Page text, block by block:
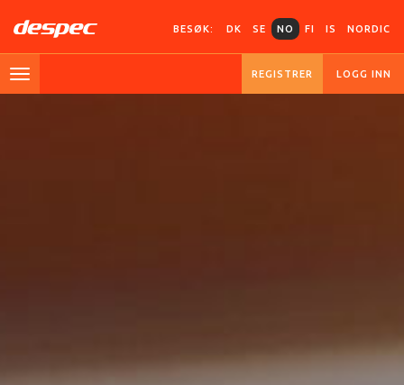
BESØK: DK SE NO FI IS NORDIC
REGISTRER LOGG INN